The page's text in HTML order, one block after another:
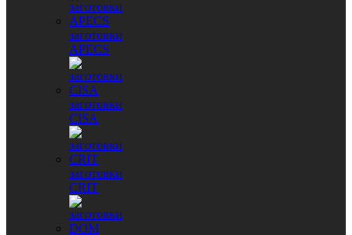
заготовки
APECS
заготовки
CISA
заготовки
CRIT